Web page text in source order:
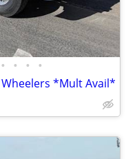
• • • •
*Mult Avail*